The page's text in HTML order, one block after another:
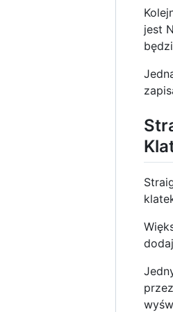
jest